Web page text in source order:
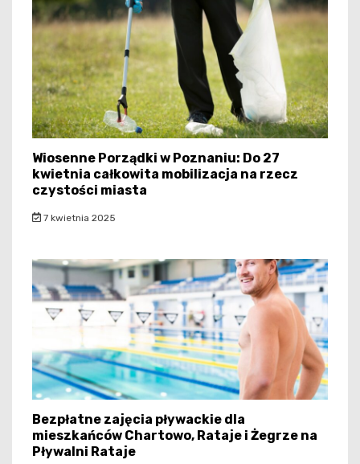
Wiosenne Porządki w Poznaniu: Do 27
kwietnia całkowita mobilizacja na rzecz
czystości miasta
7 kwietnia 2025
Bezpłatne zajęcia pływackie dla
mieszkańców Chartowo, Rataje i Żegrze na
Pływalni Rataje